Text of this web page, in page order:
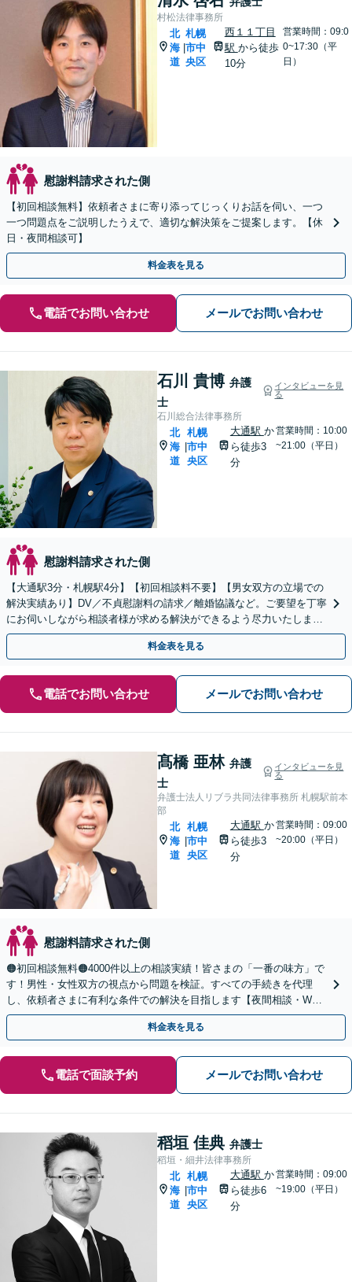
村松法律事務所
北
海
道
札幌
市中
央区
西１１丁目
駅 から徒歩
10分
営業時間：09:0
0~17:30（平
日）
慰謝料請求された側
【初回相談無料】依頼者さまに寄り添ってじっくりお話を伺い、一つ
一つ問題点をご説明したうえで、適切な解決策をご提案します。【休
日・夜間相談可】
料金表を見る
電話でお問い合わせ メールでお問い合わせ
石川 貴博 弁護
士
インタビューを見
る
石川総合法律事務所
北
海
道
|
札幌
市中
央区
大通駅 か
ら徒歩3
分
営業時間：10:00
~21:00（平日）
慰謝料請求された側
【大通駅3分・札幌駅4分】【初回相談料不要】【男女双方の立場での
解決実績あり】DV／不貞慰謝料の請求／離婚協議など。ご要望を丁寧
にお伺いしながら相談者様が求める解決ができるよう尽力いたしま
す。財産分与が絡むような複雑な案件もお任せください。
料金表を見る
電話でお問い合わせ メールでお問い合わせ
髙橋 亜林 弁護
士
インタビューを見
る
弁護士法人リブラ共同法律事務所 札幌駅前本
部
北
海
道
|
札幌
市中
央区
大通駅 か
ら徒歩3
分
営業時間：09:00
~20:00（平日）
慰謝料請求された側
🟠初回相談無料🟠4000件以上の相談実績！皆さまの「一番の味方」で
す！男性・女性双方の視点から問題を検証。すべての手続きを代理
し、依頼者さまに有利な条件での解決を目指します【夜間相談・WEB
面談可】【完全個室・秘密厳守】
料金表を見る
電話で面談予約 メールでお問い合わせ
稻垣 佳典 弁護士
稻垣・細井法律事務所
北
海
道
|
札幌
市中
央区
大通駅 か
ら徒歩6
分
営業時間：09:00
~19:00（平日）